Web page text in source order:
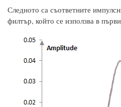
Следното са съответните
филтър, който се използва в